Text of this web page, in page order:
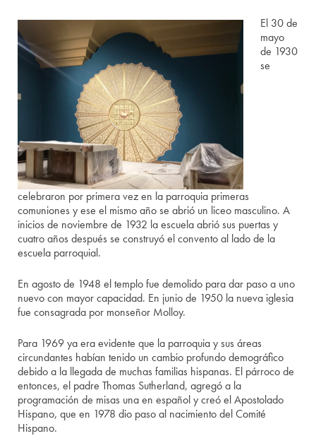
El 30 de
mayo
de 1930
se
celebraron por primera vez en la parroquia primeras
comuniones y ese el mismo año se abrió un liceo masculino. A
inicios de noviembre de 1932 la escuela abrió sus puertas y
cuatro años después se construyó el convento al lado de la
escuela parroquial.
En agosto de 1948 el templo fue demolido para dar paso a uno
nuevo con mayor capacidad. En junio de 1950 la nueva iglesia
fue consagrada por monseñor Molloy.
Para 1969 ya era evidente que la parroquia y sus áreas
circundantes habían tenido un cambio profundo demográfico
debido a la llegada de muchas familias hispanas. El párroco de
entonces, el padre Thomas Sutherland, agregó a la
programación de misas una en español y creó el Apostolado
Hispano, que en 1978 dio paso al nacimiento del Comité
Hispano.